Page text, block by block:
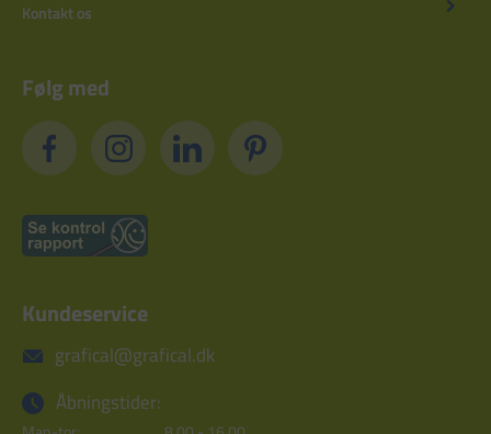
Kontakt os
Følg med
Kundeservice
grafical@grafical.dk
Åbningstider: